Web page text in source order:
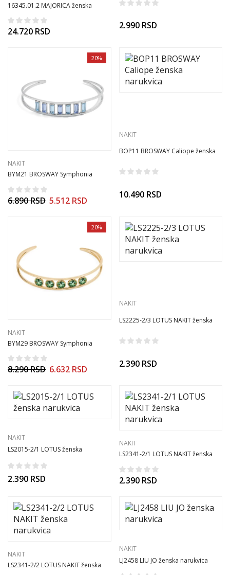
16345.01.2 MAJORICA ženska
narukvica
24.720 RSD
2.990 RSD
20%
NAKIT
BYM21 BROSWAY Symphonia
6.890RSD 5.512 RSD
NAKIT
BOP11 BROSWAY Caliope ženska
10.490 RSD
20%
NAKIT
BYM29 BROSWAY Symphonia
ženska narukvica
8.290RSD 6.632 RSD
NAKIT
LS2225-2/3 LOTUS NAKIT ženska
2.390 RSD
NAKIT
LS2015-2/1 LOTUS ženska
2.390 RSD
NAKIT
LS2341-2/1 LOTUS NAKIT ženska
2.390 RSD
NAKIT
LS2341-2/2 LOTUS NAKIT ženska
NAKIT
LJ2458 LIU JO ženska narukvica